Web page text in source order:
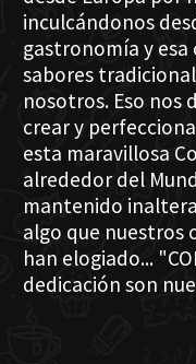
inculcándonos
gastronomía y
sabores
nosotros. Eso nos
crear y
esta maravillosa
alrededor del
mantenido
algo que nuestros
han elogiado...
dedicación son